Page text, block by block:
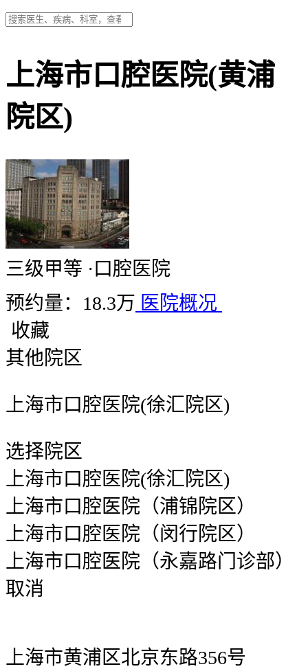
上海市口腔医院(黄浦
院区)
三级甲等 · 口腔医院
预约量：18.3万 医院概况
收藏
其他院区
上海市口腔医院(徐汇院区)
选择院区
上海市口腔医院(徐汇院区)
上海市口腔医院（浦锦院区）
上海市口腔医院（闵行院区）
上海市口腔医院（永嘉路门诊部）
取消
上海市黄浦区北京东路356号